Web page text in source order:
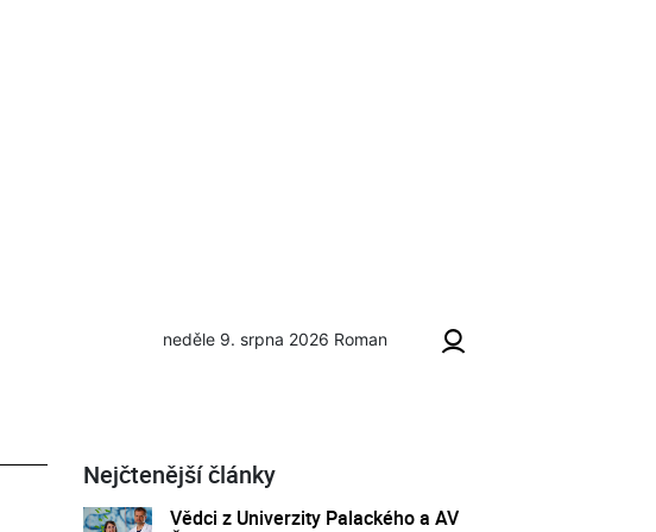
neděle 9. srpna 2026 Roman
Nejčtenější články
Vědci z Univerzity Palackého a AV